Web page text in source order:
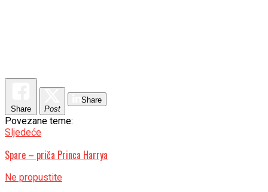
Share Post
Share
Povezane teme:
Sljedeće
Spare – priča Princa Harrya
Ne propustite